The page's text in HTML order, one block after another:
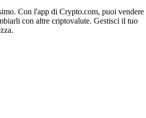
Con l'app di Crypto.com, puoi vendere
con altre criptovalute. Gestisci il tuo